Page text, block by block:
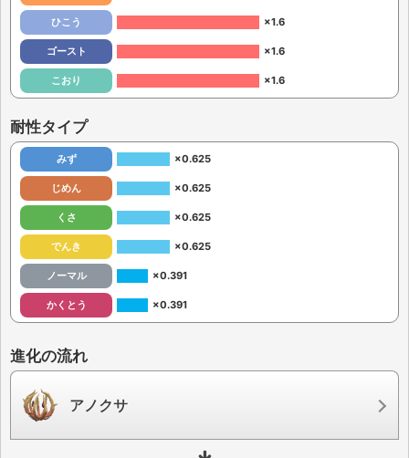
ひこう ×1.6
ゴースト ×1.6
こおり ×1.6
耐性タイプ
みず ×0.625
じめん ×0.625
くさ ×0.625
でんき ×0.625
ノーマル ×0.391
かくとう ×0.391
進化の流れ
アノクサ